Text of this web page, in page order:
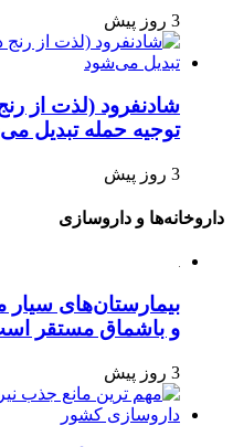
3 روز پیش
شادنفرود (لذت از
توجیه حمله تبدیل
3 روز پیش
داروخانه‌ها و داروسازی
بیمارستان‌های
و باشماق مستقر
3 روز پیش